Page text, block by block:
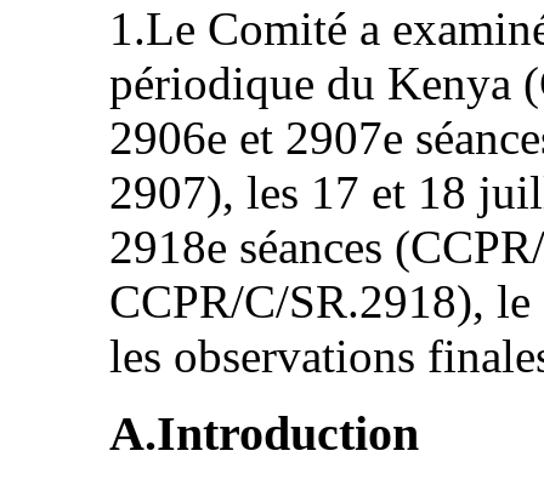
1.Le Comité a
périodique du Kenya
2906e et 2907e
2907), les 17 et 18
2918e séances
CCPR/C/SR.2918),
les observations
A.Introduction